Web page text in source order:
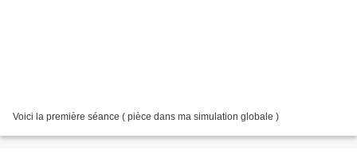
Voici la première séance ( pièce dans ma simulation globale )